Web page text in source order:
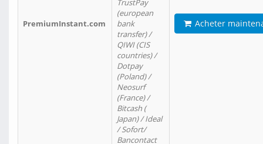
PremiumInstant.com
TrustPay
(european
bank
transfer) /
QIWI (CIS
countries) /
Dotpay
(Poland) /
Neosurf
(France) /
Bitcash (
Japan) / Ideal
/ Sofort/
Bancontact
Acheter